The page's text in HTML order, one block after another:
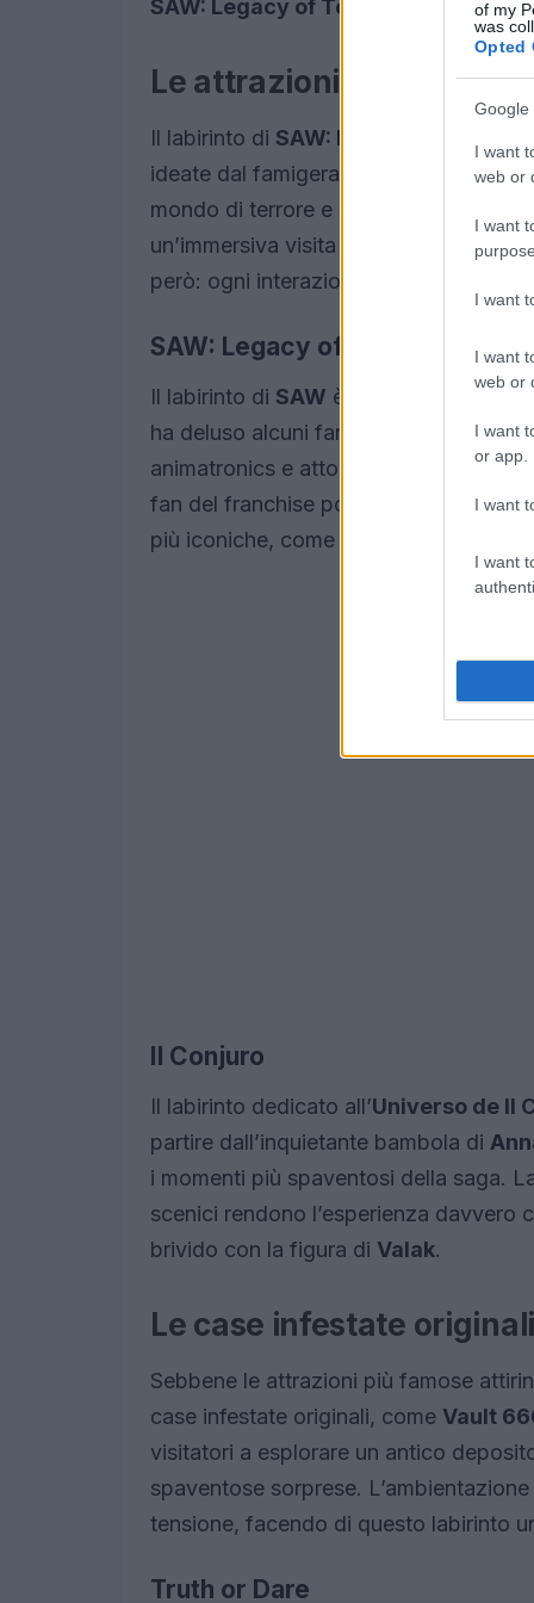
of my
was
Opted
Google
I want
web or
I want
I want
I want
web or
I want
or app.
I want
I want
SAW: Legacy of Terror
e la casa
Le attrazioni principali di
Il labirinto di SAW: Legacy of Terror
ideate dal famigerato
John Kramer, il
mondo di terrore e sorprese, mentre il
un’immersiva visita alla casa e al
però: ogni interazione con gli oggetti
SAW: Legacy of Terror
Il labirinto di SAW è una celebrazione
ha deluso alcuni fan. Mentre l’anno
animatronics e attori, quest’edizione
fan del franchise possono ancora
più iconiche, come il
Il Conjuro
Il labirinto dedicato all’Universo de Il
partire dall’inquietante bambola di
i momenti più spaventosi della saga.
scenici rendono l’esperienza
brivido con la figura di Valak.
Le case infestate originali
Sebbene le attrazioni più famose
case infestate originali, come Vault
visitatori a esplorare un antico
spaventose sorprese.
tensione, facendo di questo labirinto
Truth or Dare